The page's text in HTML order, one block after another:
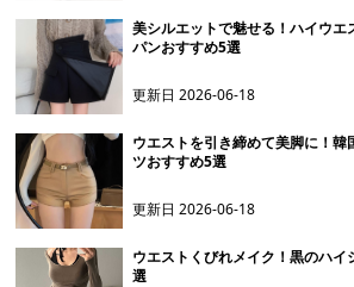
美シルエットで魅せる！ハイウエ
パンおすすめ5選
更新日2026-06-18
ウエストを引き締めて美脚に！
ツおすすめ5選
更新日2026-06-18
ウエストくびれメイク！黒のハ
選